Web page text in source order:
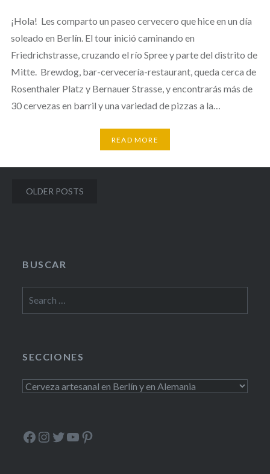
¡Hola! Les comparto un paseo cervecero que hice en un día
soleado en Berlín. El tour inició caminando en
Friedrichstrasse, cruzando el río Spree y parte del distrito de
Mitte. Brewdog, bar-cervecería-restaurant, queda cerca de
Rosenthaler Platz y Bernauer Strasse, y encontrarás más de
30 cervezas en barril y una variedad de pizzas a la…
READ MORE
Posts
OLDER POSTS
BUSCAR
for:
SECCIONES
Secciones
Facebook
Instagram
Twitter
YouTube
Pinterest